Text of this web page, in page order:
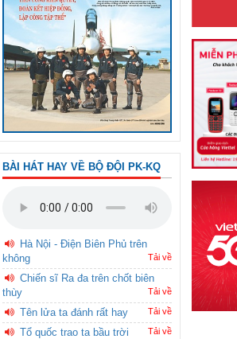
BÀI HÁT HAY VỀ BỘ ĐỘI PK-KQ
Hà Nội - Điện Biên Phủ trên
không
Tải về
Chiến sĩ Ra đa trên chốt biên
thùy
Tải về
Tên lửa ta đánh rất hay Tải về
Tổ quốc trao ta bầu trời Tải về